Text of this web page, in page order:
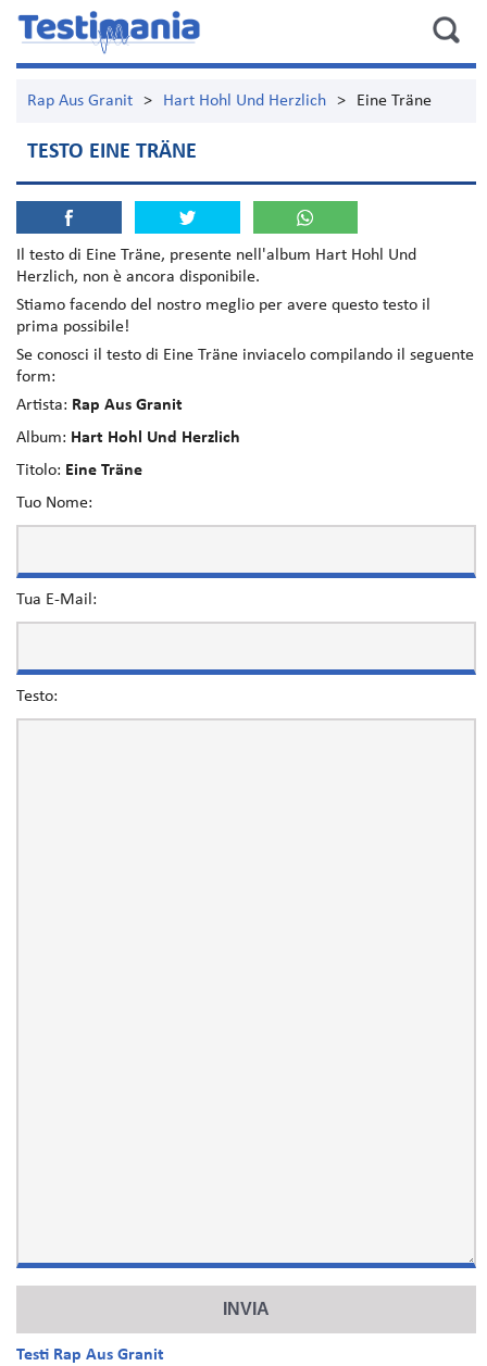
Rap Aus Granit > Hart Hohl Und Herzlich > Eine Träne
TESTO EINE TRÄNE
Il testo di Eine Träne, presente nell'album Hart Hohl Und
Herzlich, non è ancora disponibile.
Stiamo facendo del nostro meglio per avere questo testo il
prima possibile!
Se conosci il testo di Eine Träne inviacelo compilando il seguente
form:
Artista: Rap Aus Granit
Album: Hart Hohl Und Herzlich
Titolo: Eine Träne
Tuo Nome:
Tua E-Mail:
Testo:
Testi Rap Aus Granit